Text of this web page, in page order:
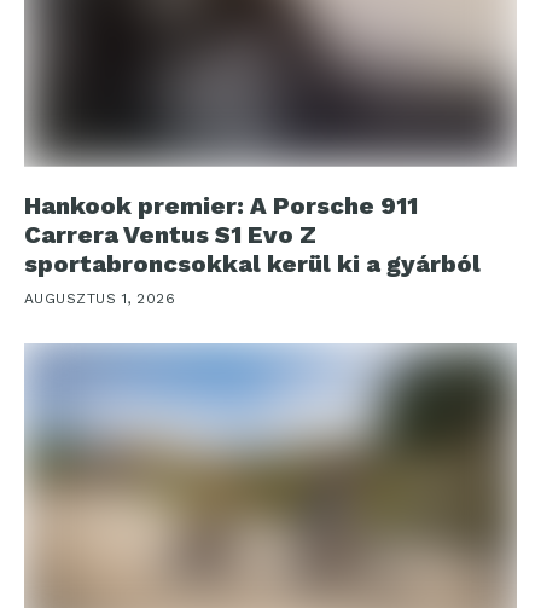
Hankook premier: A Porsche 911
Carrera Ventus S1 Evo Z
sportabroncsokkal kerül ki a gyárból
AUGUSZTUS 1, 2026